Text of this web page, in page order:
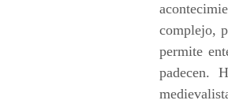
complejo,
permite
padecen.